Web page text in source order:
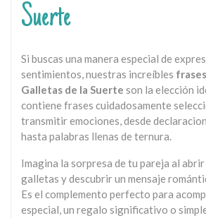
Suerte
Si buscas una manera especial de
sentimientos, nuestras increíbles
Galletas de la Suerteson la elección
contiene frases cuidadosamente
transmitir emociones, desde
hasta palabras llenas de ternura.
Imagina la sorpresa de tu pareja al abrir
galletas y descubrir un mensaje
Es el complemento perfecto para
especial, un regalo significativo o